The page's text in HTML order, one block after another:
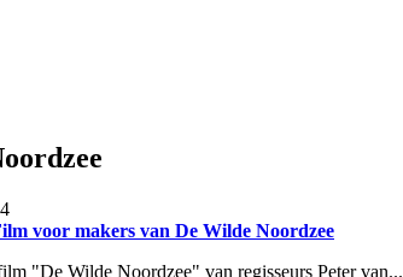
voor makers van De Wilde Noordzee
"De Wilde Noordzee" van regisseurs Peter van...